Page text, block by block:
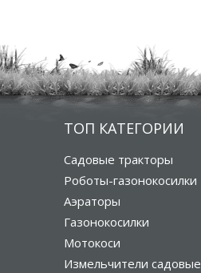
ТОП КАТЕГОРИИ
Садовые тракторы
Роботы-газонокосилки
Аэраторы
Газонокосилки
Мотокоси
Измельчители садовые